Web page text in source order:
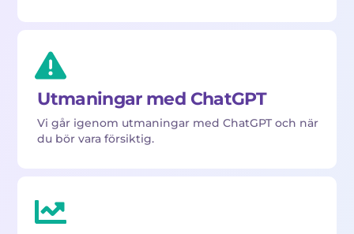
Utmaningar med ChatGPT
Vi går igenom utmaningar med ChatGPT och när
du bör vara försiktig.